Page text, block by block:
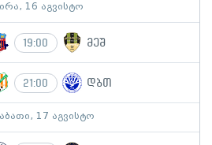
16 აგვისტო
19:00 მეშ
21:00 დბთ
17 აგვისტო